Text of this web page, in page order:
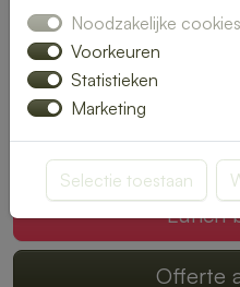
verse broodjes, gezonde
Ideaal voor thuis of op kantoor.
Onze gerechten worden
zodat jij optimaal kunt
Mogen wij jouw
Lunch
Offerte
Noodzakelijke cookies
Voorkeuren
Statistieken
Marketing
Selectie toestaan